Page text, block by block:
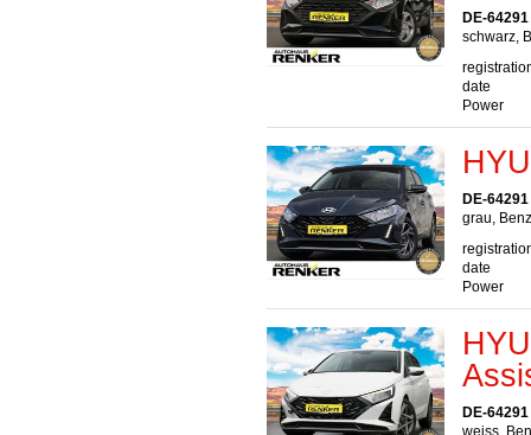
DE-
schwarz,
date
Power
DE-
grau,
date
Power
DE-
weiss,